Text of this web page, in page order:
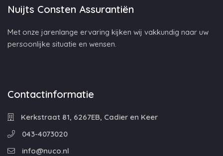
Nuijts Consten Assurantiën
Met onze jarenlange ervaring kijken wij vakkundig naar uw
persoonlijke situatie en wensen.
Contactinformatie
Kerkstraat 81, 6267EB, Cadier en Keer
043-4073020
info@nuco.nl